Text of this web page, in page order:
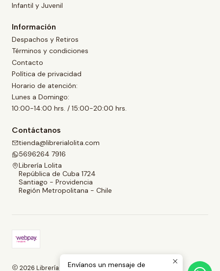
Infantil y Juvenil
Información
Despachos y Retiros
Términos y condiciones
Contacto
Política de privacidad
Horario de atención:
Lunes a Domingo:
10:00-14:00 hrs. / 15:00-20:00 hrs.
Contáctanos
tienda@librerialolita.com
5696264 7916
Librería Lolita
República de Cuba 1724
Santiago - Providencia
Región Metropolitana - Chile
2026 Librería Lolita.Envíanos un mensaje de